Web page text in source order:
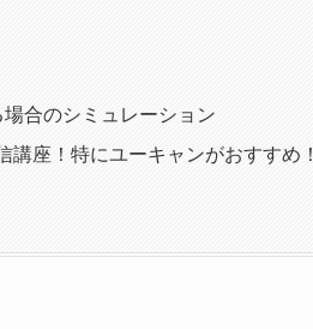
合のシミュレーション
座！特にユーキャンがおすすめ！